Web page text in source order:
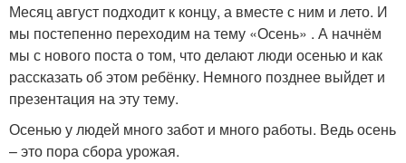
Месяц август подходит к концу, а вместе с ним и лето. И
мы постепенно переходим на тему «Осень» . А начнём
мы с нового поста о том, что делают люди осенью и как
рассказать об этом ребёнку. Немного позднее выйдет и
презентация на эту тему.
Осенью у людей много забот и много работы. Ведь осень
– это пора сбора урожая.